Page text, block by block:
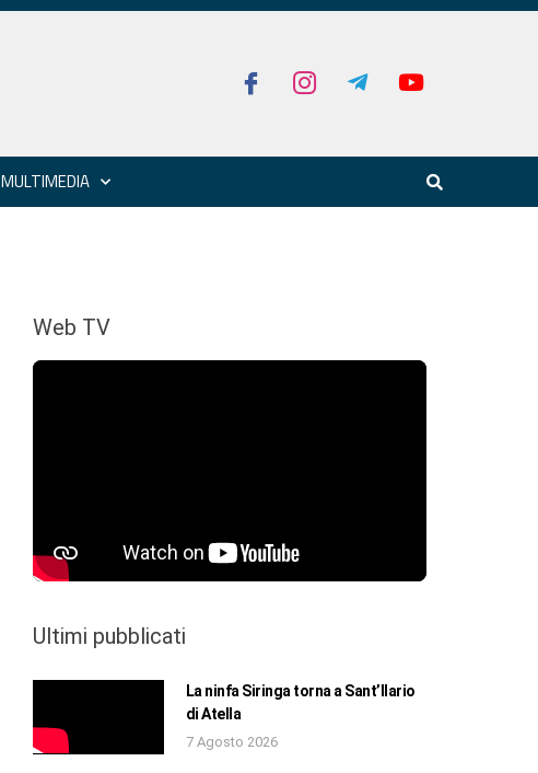
MULTIMEDIA
Web TV
Ultimi pubblicati
La ninfa Siringa torna a Sant’Ilario
di Atella
7 Agosto 2026